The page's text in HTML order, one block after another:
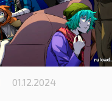
01.12.2024